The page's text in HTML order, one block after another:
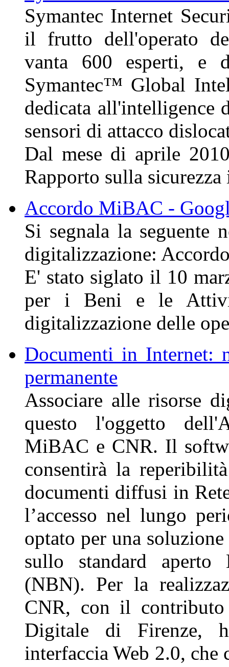
Symantec Internet
il frutto dell'operato
vanta 600 esperti, e
Symantec™ Global
dedicata all'intelligence
sensori di attacco
Dal mese di aprile
Rapporto sulla sicurezza
Accordo MiBAC -
Si segnala la seguente
digitalizzazione:
E' stato siglato il 10
per i Beni e le
digitalizzazione delle
Documenti in Internet:
permanente
Associare alle risorse
questo l'oggetto
MiBAC e CNR. Il
consentirà la
documenti diffusi in
l’accesso nel lungo
optato per una
sullo standard aperto
(NBN). Per la
CNR, con il contributo
Digitale di Firenze,
interfaccia Web 2.0, che